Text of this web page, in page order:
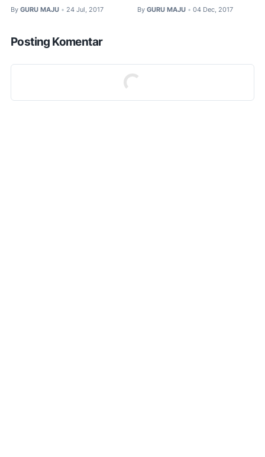
By GURU MAJU • 24 Jul, 2017 By GURU MAJU • 04 Dec, 2017
Posting Komentar